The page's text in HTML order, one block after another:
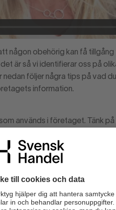
någon obehörig kan få tillgång
är så vi identifierar oss på
följer några tips på vad
information.
används i företaget. Tänk
och surfplattor.
till egna personliga konton.
att läsa på lite om dig kunna
Ett tips är att använda sig av
att ha unika lösenord